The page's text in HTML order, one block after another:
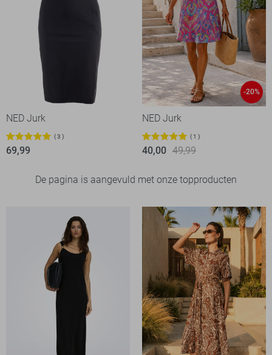
NED Jurk
3
69,99
-20%
NED Jurk
1
40,00 49,99
De pagina is aangevuld met onze topproducten